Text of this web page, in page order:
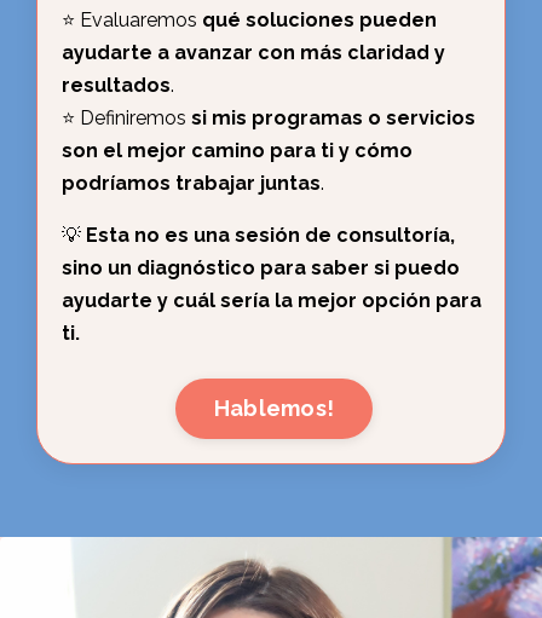
⭐️ Evaluaremos qué soluciones pueden
ayudarte a avanzar con más claridad y
resultados.
⭐️ Definiremos si mis programas o servicios
son el mejor camino para ti y cómo
podríamos trabajar juntas.
💡 Esta no es una sesión de consultoría,
sino un diagnóstico para saber si puedo
ayudarte y cuál sería la mejor opción para
ti.
Hablemos!